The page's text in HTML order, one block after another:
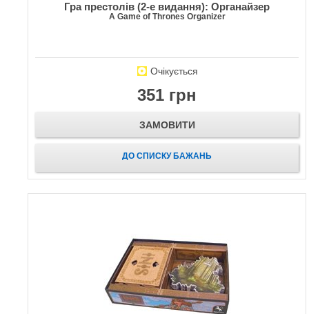
Гра престолів (2-е видання): Органайзер
A Game of Thrones Organizer
Очікується
351 грн
ЗАМОВИТИ
ДО СПИСКУ БАЖАНЬ